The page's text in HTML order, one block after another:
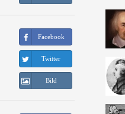
Facebook
Twitter
Bild